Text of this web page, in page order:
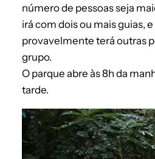
número de pessoas seja
irá com dois ou mais guias,
provavelmente terá outras
grupo.
O parque abre às 8h da
tarde.